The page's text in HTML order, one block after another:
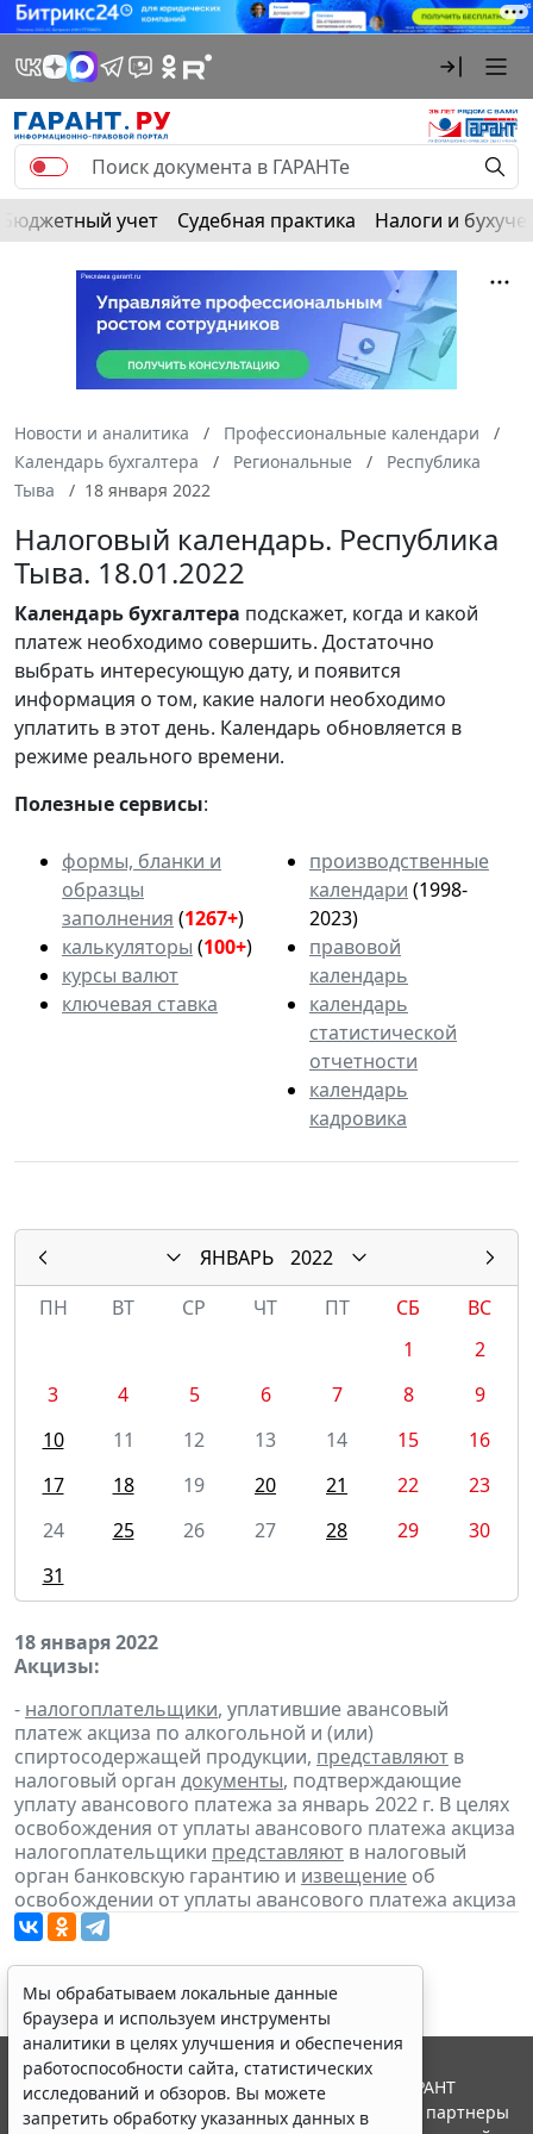
Бюджетный учет Судебная практика Налоги и
Новости и аналитика
Профессиональные календари
Календарь бухгалтера
Региональные
Республика
Тыва
18 января 2022
Налоговый календарь. Республика
Тыва. 18.01.2022
Календарьбухгалтера подскажет, когда и какой
платеж необходимо совершить. Достаточно
выбрать интересующую дату, и появится
информация о том, какие налоги необходимо
уплатить в этот день. Календарь обновляется в
режиме реального времени.
Полезные сервисы:
формы, бланки и
образцы
заполнения (1267+)
калькуляторы (100+)
курсы валют
ключевая ставка
производственные
календари (1998-
2023)
правовой
календарь
календарь
статистической
отчетности
календарь
кадровика
ЯНВАРЬ
2022
ПН
ВТ СР ЧТ ПТ СБ
ВС
1
2
3
4 5 6 7 8
9
10
11 12 13 14 15
16
17
18 19 20 21 22
23
24
25 26 27 28 29
30
31
18 января 2022
Акцизы:
- налогоплательщики, уплатившие авансовый
платеж акциза по алкогольной и (или)
спиртосодержащей продукции, представляют в
налоговый орган документы, подтверждающие
уплату авансового платежа за январь 2022 г. В целях
освобождения от уплаты авансового платежа акциза
налогоплательщики представляют в налоговый
орган банковскую гарантию и извещение об
освобождении от уплаты авансового платежа акциза
Мы обрабатываем локальные данные
браузера и используем инструменты
аналитики в целях улучшения и обеспечения
работоспособности сайта, статистических
исследований и обзоров. Вы можете
запретить обработку указанных данных в
© ООО "НПП "ГАРАНТ-СЕРВИС", 2026. Система ГАРАНТ
выпускается с 1990 года. Компания "Гарант" и ее партнеры